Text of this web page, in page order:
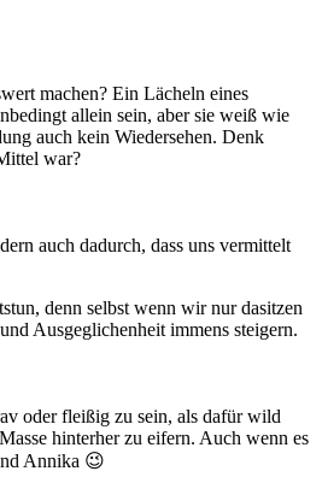
machen? Ein Lächeln eines
allein sein, aber sie weiß wie
auch kein Wiedersehen. Denk
war?
auch dadurch, dass uns vermittelt
denn selbst wenn wir nur dasitzen
Ausgeglichenheit immens steigern.
oder fleißig zu sein, als dafür wild
hinterher zu eifern. Auch wenn es
Annika 😉